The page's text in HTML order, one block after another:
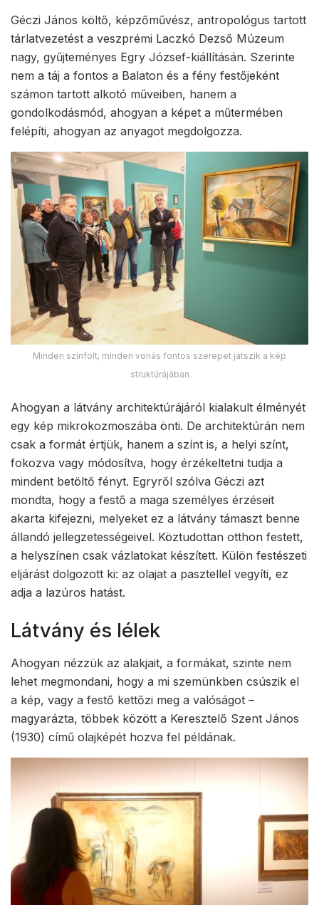
Géczi János költő, képzőművész, antropológus tartott
tárlatvezetést a veszprémi Laczkó Dezső Múzeum
nagy, gyűjteményes Egry József-kiállításán. Szerinte
nem a táj a fontos a Balaton és a fény festőjeként
számon tartott alkotó műveiben, hanem a
gondolkodásmód, ahogyan a képet a műtermében
felépíti, ahogyan az anyagot megdolgozza.
Minden színfolt, minden vonás fontos szerepet játszik a kép
struktúrájában
Ahogyan a látvány architektúrájáról kialakult élményét
egy kép mikrokozmoszába önti. De architektúrán nem
csak a formát értjük, hanem a színt is, a helyi színt,
fokozva vagy módosítva, hogy érzékeltetni tudja a
mindent betöltő fényt. Egryről szólva Géczi azt
mondta, hogy a festő a maga személyes érzéseit
akarta kifejezni, melyeket ez a látvány támaszt benne
állandó jellegzetességeivel. Köztudottan otthon festett,
a helyszínen csak vázlatokat készített. Külön festészeti
eljárást dolgozott ki: az olajat a pasztellel vegyíti, ez
adja a lazúros hatást.
Látvány és lélek
Ahogyan nézzük az alakjait, a formákat, szinte nem
lehet megmondani, hogy a mi szemünkben csúszik el
a kép, vagy a festő kettőzi meg a valóságot –
magyarázta, többek között a Keresztelő Szent János
(1930) című olajképét hozva fel példának.